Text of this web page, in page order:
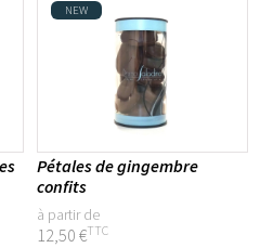
origines
NEW
Pétales de gingembre
confits
à partir de
12,50 €TTC